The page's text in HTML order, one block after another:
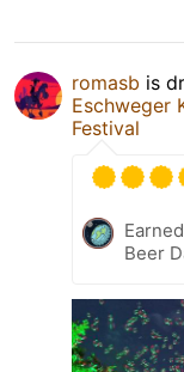
romasb is
Eschweger
Festival
Beer